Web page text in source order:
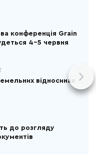
конференція Grain
4–5 червня
відносинах
до розгляду